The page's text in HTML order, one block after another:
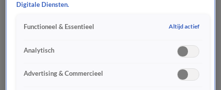
Digitale Diensten.
Functioneel & Essentieel Altijd actief
Analytisch
Advertising & Commercieel